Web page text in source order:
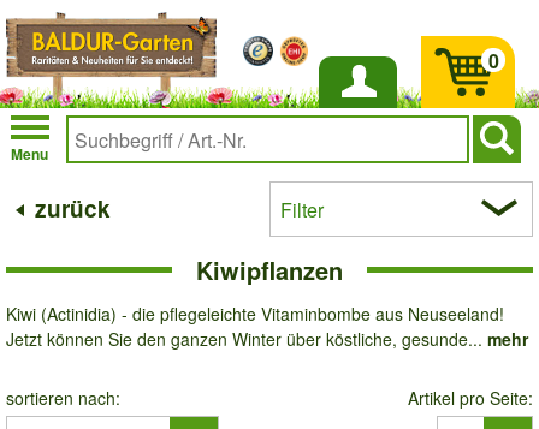
Anmelden
Menu
0
zurück Filter
Kiwipflanzen
Kiwi (Actinidia) - die pflegeleichte Vitaminbombe aus Neuseeland!
Jetzt können Sie den ganzen Winter über köstliche, gesunde... mehr
sortieren nach: Artikel pro Seite: